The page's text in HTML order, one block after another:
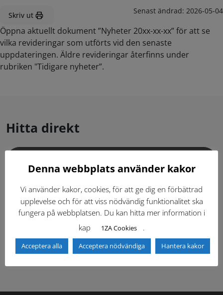
Skriv ut Senast ändrad: 2026-05-04
Öppna aktuellt dokument ”Nyheter 20xx-xx-xx” för att se
vilka revideringar som utförts vid den senaste
uppdateringen. Äldre revideringar återfinns under
rubriken "Tidigare nyheter”.
Hitta direkt
Dokumentbibliotek Kontaktlista
Tidigare versioner Nyheter
Säkerhetsordningen
Denna webbplats använder kakor
Vi använder kakor, cookies, för att ge dig en förbättrad
upplevelse och för att viss nödvändig funktionalitet ska
fungera på webbplatsen. Du kan hitta mer information i
kap
1ZA Cookies .
Acceptera alla Acceptera nödvändiga Hantera kakor